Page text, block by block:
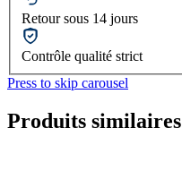
Retour sous 14 jours
Contrôle qualité strict
Press to skip carousel
Produits similaires